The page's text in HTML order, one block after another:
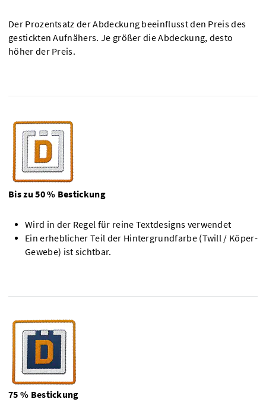
Der Prozentsatz der Abdeckung beeinflusst den Preis des
gestickten Aufnähers. Je größer die Abdeckung, desto
höher der Preis.
Bis zu 50 % Bestickung
Wird in der Regel für reine Textdesigns verwendet
Ein erheblicher Teil der Hintergrundfarbe (Twill / Köper-
Gewebe) ist sichtbar.
75 % Bestickung